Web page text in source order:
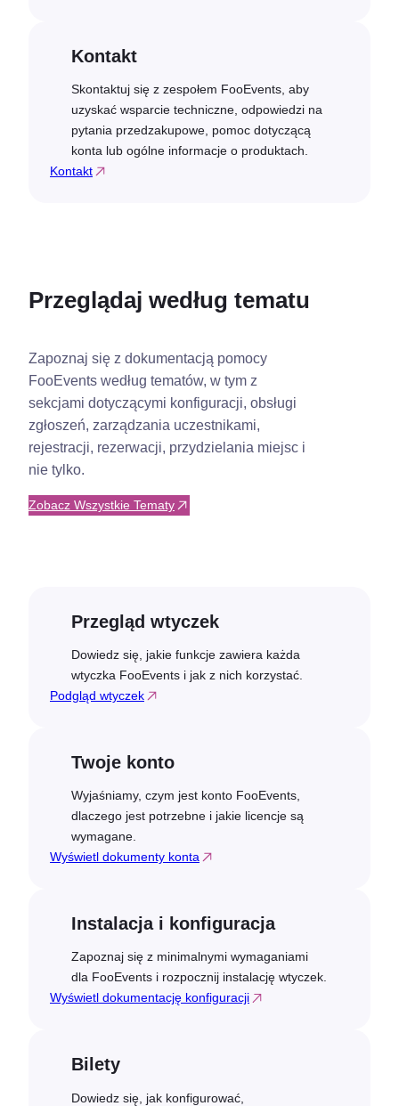
Kontakt
Skontaktuj się z zespołem FooEvents, aby
uzyskać wsparcie techniczne, odpowiedzi na
pytania przedzakupowe, pomoc dotyczącą
konta lub ogólne informacje o produktach.
Kontakt
Przeglądaj według tematu
Zapoznaj się z dokumentacją pomocy
FooEvents według tematów, w tym z
sekcjami dotyczącymi konfiguracji, obsługi
zgłoszeń, zarządzania uczestnikami,
rejestracji, rezerwacji, przydzielania miejsc i
nie tylko.
Zobacz Wszystkie Tematy
Przegląd wtyczek
Dowiedz się, jakie funkcje zawiera każda
wtyczka FooEvents i jak z nich korzystać.
Podgląd wtyczek
Twoje konto
Wyjaśniamy, czym jest konto FooEvents,
dlaczego jest potrzebne i jakie licencje są
wymagane.
Wyświetl dokumenty konta
Instalacja i konfiguracja
Zapoznaj się z minimalnymi wymaganiami
dla FooEvents i rozpocznij instalację wtyczek.
Wyświetl dokumentację konfiguracji
Bilety
Dowiedz się, jak konfigurować,